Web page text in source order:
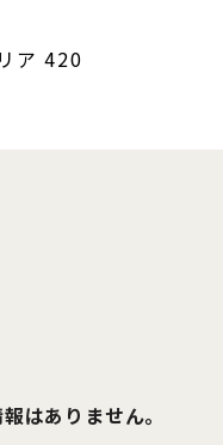
ア 420
はありません。